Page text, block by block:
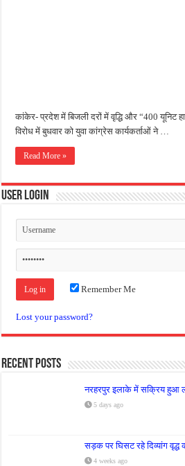
कांकेर- प्रदेश में बिजली दरों में वृद्धि और “400 यूनिट
विरोध में बुधवार को युवा कांग्रेस कार्यकर्ताओं ने …
Read More »
User Login
Remember Me
Lost your password?
Recent Posts
नरहरपुर इलाके में सक्रिय हुआ
5 days ago
सड़क पर घिसट रहे दिव्यांग वृद्ध
4 weeks ago